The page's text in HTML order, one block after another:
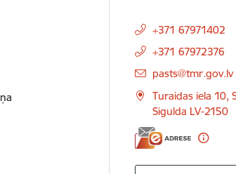
+371 67971402
+371 67972376
E-pasts:
pasts@tmr.gov.lv
Turaidas iela 10,
Sigulda LV-2150